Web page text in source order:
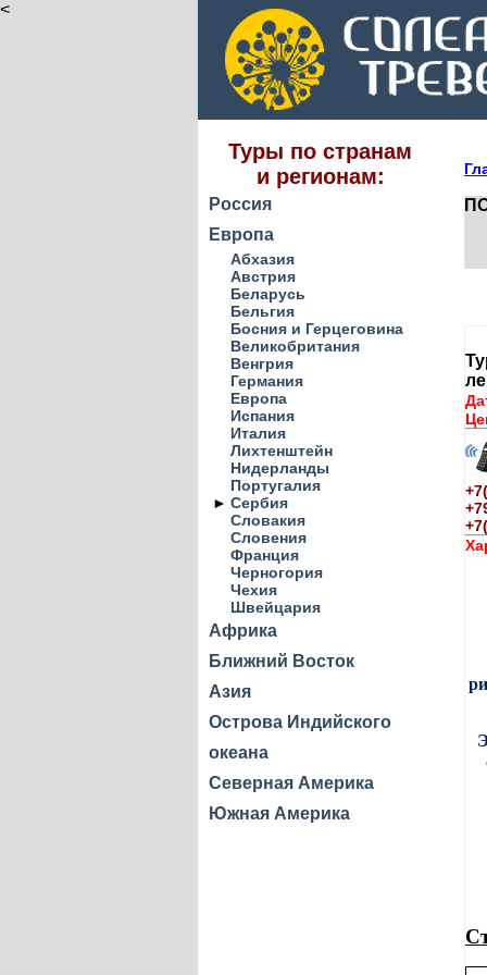
<
Туры по странам
и регионам:
Россия
Европа
Абхазия
Австрия
Беларусь
Бельгия
Босния и Герцеговина
Великобритания
Венгрия
Германия
Европа
Испания
Италия
Лихтенштейн
Нидерланды
Португалия
► Сербия
Словакия
Словения
Франция
Черногория
Чехия
Швейцария
Африка
Ближний Восток
Азия
Острова Индийского
океана
Северная Америка
Южная Америка